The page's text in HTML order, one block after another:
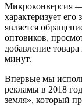
Микроконверсия —
характеризует
является
оптовиков,
добавление
минут.
Впервые мы
рекламы в 2018
земля», который